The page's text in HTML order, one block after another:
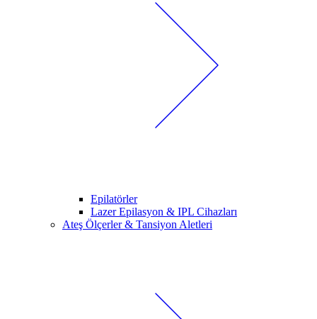
Epilatörler
Lazer Epilasyon & IPL Cihazları
Ateş Ölçerler & Tansiyon Aletleri